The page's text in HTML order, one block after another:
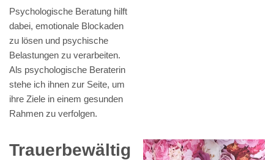
Psychologische Beratung hilft
dabei, emotionale Blockaden
zu lösen und psychische
Belastungen zu verarbeiten.
Als psychologische Beraterin
stehe ich ihnen zur Seite, um
ihre Ziele in einem gesunden
Rahmen zu verfolgen.
Trauerbewältig